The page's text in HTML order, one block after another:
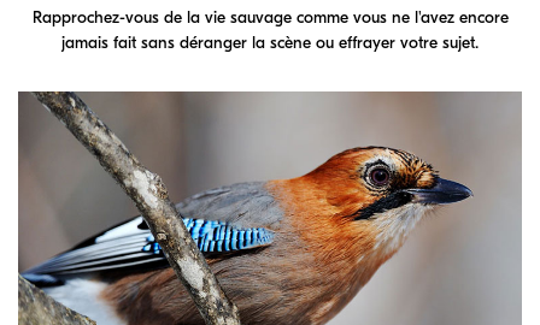
Rapprochez-vous de la vie sauvage comme vous ne l'avez encore
jamais fait sans déranger la scène ou effrayer votre sujet.